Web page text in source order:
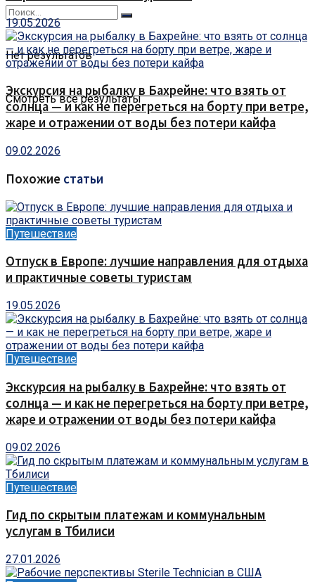
Нет результатов
Смотреть все результаты
19.05.2026
Экскурсия на рыбалку в Бахрейне: что взять от
солнца — и как не перегреться на борту при ветре,
жаре и отражении от воды без потери кайфа
09.02.2026
Похожие статьи
Путешествие
Отпуск в Европе: лучшие направления для отдыха
и практичные советы туристам
19.05.2026
Путешествие
Экскурсия на рыбалку в Бахрейне: что взять от
солнца — и как не перегреться на борту при ветре,
жаре и отражении от воды без потери кайфа
09.02.2026
Путешествие
Гид по скрытым платежам и коммунальным
услугам в Тбилиси
27.01.2026